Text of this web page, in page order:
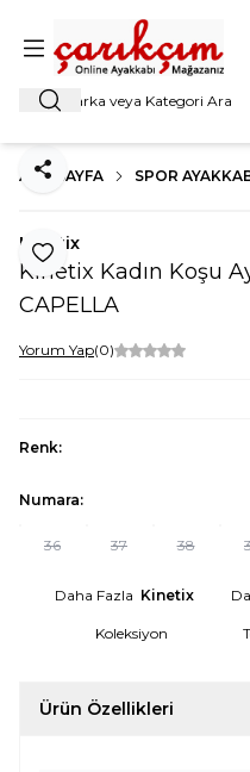
Ara
ANA SAYFA SPOR
Favoriye Ekle
Paylaş
Kinetix
Kinetix Kadın Koşu
CAPELLA
Yorum Yap(0)
Renk:
Numara:
36 37 38
Daha Fazla Kinetix
Koleksiyon
Ürün Özellikleri